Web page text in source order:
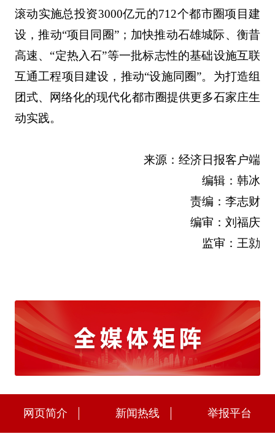
滚动实施总投资3000亿元的712个都市圈项目建
设，推动“项目同圈”；加快推动石雄城际、衡昔
高速、“定热入石”等一批标志性的基础设施互联
互通工程项目建设，推动“设施同圈”。为打造组
团式、网络化的现代化都市圈提供更多石家庄生
动实践。
来源：经济日报客户端
编辑：韩冰
责编：李志财
编审：刘福庆
监审：王勍
网页简介 新闻热线 举报平台